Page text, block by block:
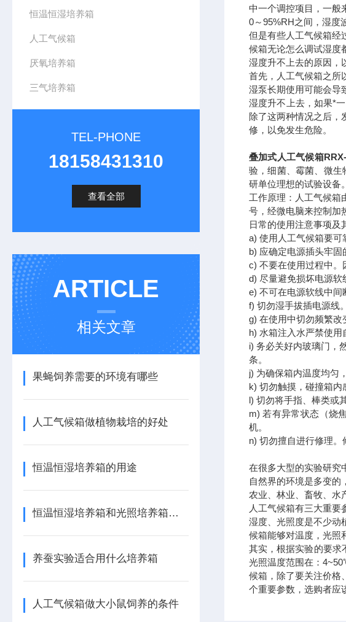
恒温恒湿培养箱
人工气候箱
厌氧培养箱
三气培养箱
TEL-PHONE
18158431310
查看全部
ARTICLE
相关文章
果蝇饲养需要的环境有哪些
人工气候箱做植物栽培的好处
恒温恒湿培养箱的用途
恒温恒湿培养箱和光照培养箱的区别
养蚕实验适合用什么培养箱
人工气候箱做大小鼠饲养的条件
中一个调控项目，一般
0～95%RH之间，湿度
但是有些人工气候箱经
候箱无论怎么调试湿度
湿度升不上去的原因，
首先，人工气候箱之所
湿泵长期使用可能会导
湿度升不上去，如果*
除了这两种情况之后，
修，以免发生危险。
叠加式人工气候箱
验，细菌、霉菌、微
研单位理想的试验设备。
工作原理：人工气候箱
号，经微电脑来控制加
日常的使用注意事项及
a) 使用人工气候箱要可
b) 应确定电源插头牢固
c) 不要在使用过程中。
d) 尽量避免损坏电源软
e) 不可在电源软线中间
f) 切勿湿手拔插电源线
g) 在使用中切勿频繁改
h) 水箱注入水严禁使用
i) 务必关好内玻璃门，
条。
j) 为确保箱内温度均匀
k) 切勿触摸，碰撞箱内
l) 切勿将手指、棒类或
m) 若有异常状态（烧
机。
n) 切勿擅自进行修理。
在很多大型的实验研究
自然界的环境是多变的
农业、林业、畜牧、水
人工气候箱有三大重
湿度、光照度是不少动
候箱能够对温度，光照
其实，根据实验的要求
光照温度范围在：
候箱，除了要关注价格
个重要参数，选购者应